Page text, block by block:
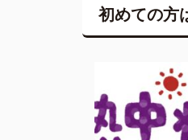
初めての方